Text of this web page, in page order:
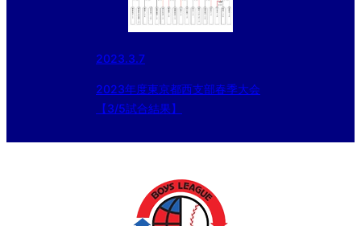
2023.3.7
2023年度東京都西支部春季大会
【3/5試合結果】